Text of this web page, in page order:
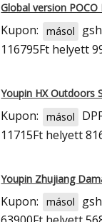
Global version POCO
Kupon: másol
116795Ft helyett
Youpin HX Outdoors
Kupon: másol
11715Ft helyett
Youpin Zhujiang
Kupon: másol